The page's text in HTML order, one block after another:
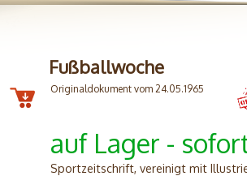
Fußballwoche
Originaldokument vom 24.05.1965
auf Lager -
Sportzeitschrift, vereinigt mit